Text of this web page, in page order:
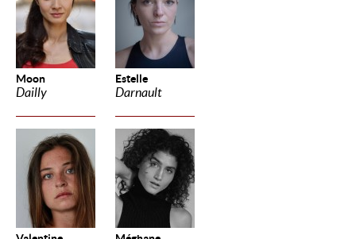
Moon
Dailly
Estelle
Darnault